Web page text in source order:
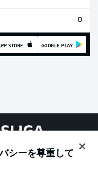
0
STORE GOOGLE PLAY
シーを尊重して